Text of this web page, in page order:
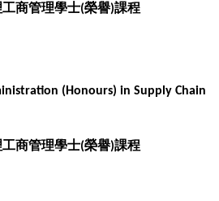
商管理學士(榮譽)課程
(Honours) in Supply Chain
商管理學士(榮譽)課程